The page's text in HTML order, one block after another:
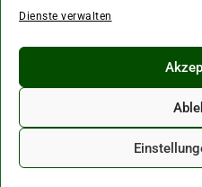
Dienste verwalten
Copyright © 2025